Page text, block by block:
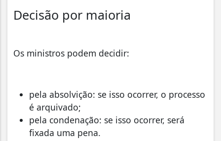
Decisão por maioria
Os ministros podem decidir:
pela absolvição: se isso ocorrer, o processo
é arquivado;
pela condenação: se isso ocorrer, será
fixada uma pena.